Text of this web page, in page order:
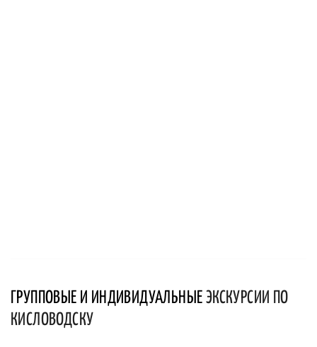
ГРУППОВЫЕ И ИНДИВИДУАЛЬНЫЕ ЭКСКУРСИИ ПО
КИСЛОВОДСКУ